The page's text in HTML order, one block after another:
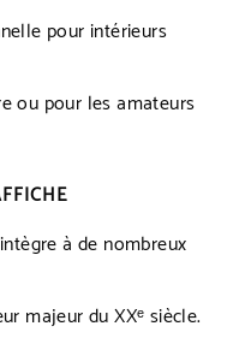
pour intérieurs
ou pour les amateurs
à de nombreux
majeur du XXᵉ siècle.